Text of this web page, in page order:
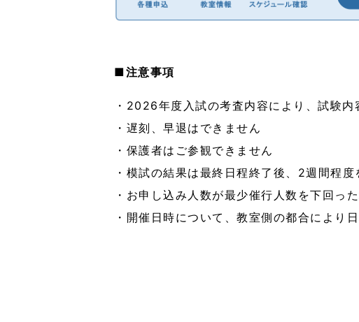
■注意事項
・2026年度入試の考査内容により、試験
・遅刻、早退はできません
・保護者はご参観できません
・模試の結果は最終日程終了後、2週間程
・お申し込み人数が最少催行人数を下回っ
・開催日時について、教室側の都合により